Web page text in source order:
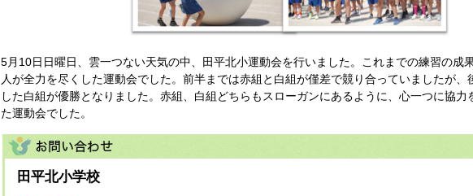
5月10日日曜日、雲一つない天気の中、田平北小運動会を行いました。これまでの練習の成
人が全力を尽くした運動会でした。前半までは赤組と白組が僅差で競り合っていましたが、
した白組が優勝となりました。赤組、白組どちらもスローガンにあるように、心一つに協力
た運動会でした。
田平北小学校